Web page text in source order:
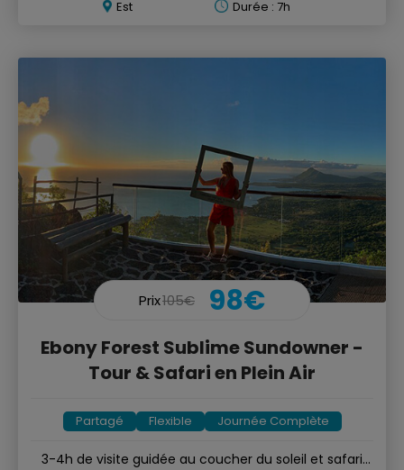
Est Durée : 7h
Prix105€ 98€
Ebony Forest Sublime Sundowner -
Tour & Safari en Plein Air
Partagé Flexible Journée Complète
3-4h de visite guidée au coucher du soleil et safari